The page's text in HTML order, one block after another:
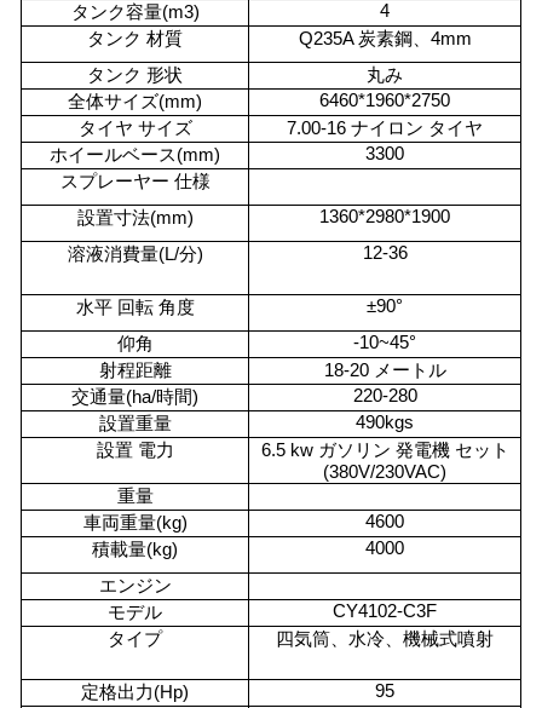
タンク容量(m3)
4
タンク 材質
Q235A 炭素鋼、4mm
タンク 形状
丸み
全体サイズ(mm)
6460*1960*2750
タイヤ サイズ
7.00-16 ナイロン タイヤ
ホイールベース(mm)
3300
スプレーヤー 仕様
設置寸法(mm)
1360*2980*1900
溶液消費量(L/分)
12-36
水平 回転 角度
±90°
仰角
-10~45°
射程距離
18-20 メートル
交通量(ha/時間)
220-280
設置重量
490kgs
設置 電力
6.5 kw ガソリン 発電機 セット
(380V/230VAC)
重量
車両重量(kg)
4600
積載量(kg)
4000
エンジン
モデル
CY4102-C3F
タイプ
四気筒、水冷、機械式噴射
定格出力(Hp)
95